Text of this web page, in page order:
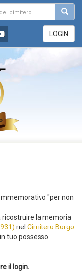
LOGIN
"per non
la memoria
nel Cimitero Borgo
tuo possesso.
il login.